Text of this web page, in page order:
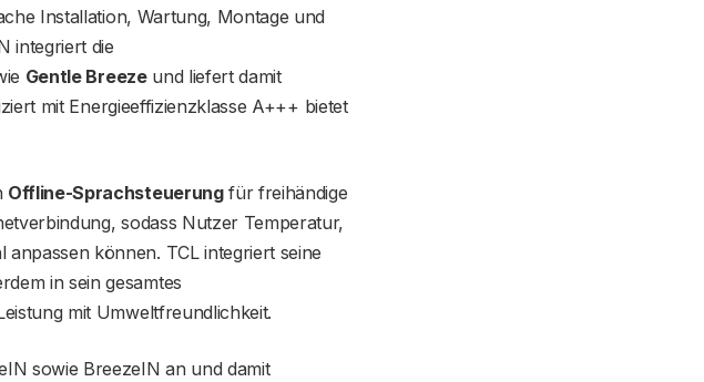
Installation, Wartung, Montage und
integriert die
Gentle Breezeund liefert damit
mit Energieeffizienzklasse A+++ bietet
Offline-Sprachsteuerungfür freihändige
sodass Nutzer Temperatur,
können. TCL integriert seine
in sein gesamtes
mit Umweltfreundlichkeit.
sowie BreezeIN an und damit